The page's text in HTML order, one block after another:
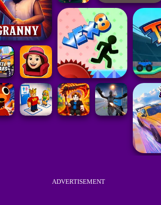
ADVERTISEMENT